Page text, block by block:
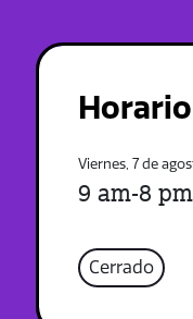
Viernes, 7 de
9 am-8 pm
Cerrado